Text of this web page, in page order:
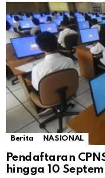
Berita NASIONAL
Pendaftaran
hingga 10